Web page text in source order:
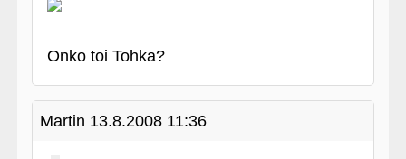
Onko toi Tohka?
Martin 13.8.2008 11:36